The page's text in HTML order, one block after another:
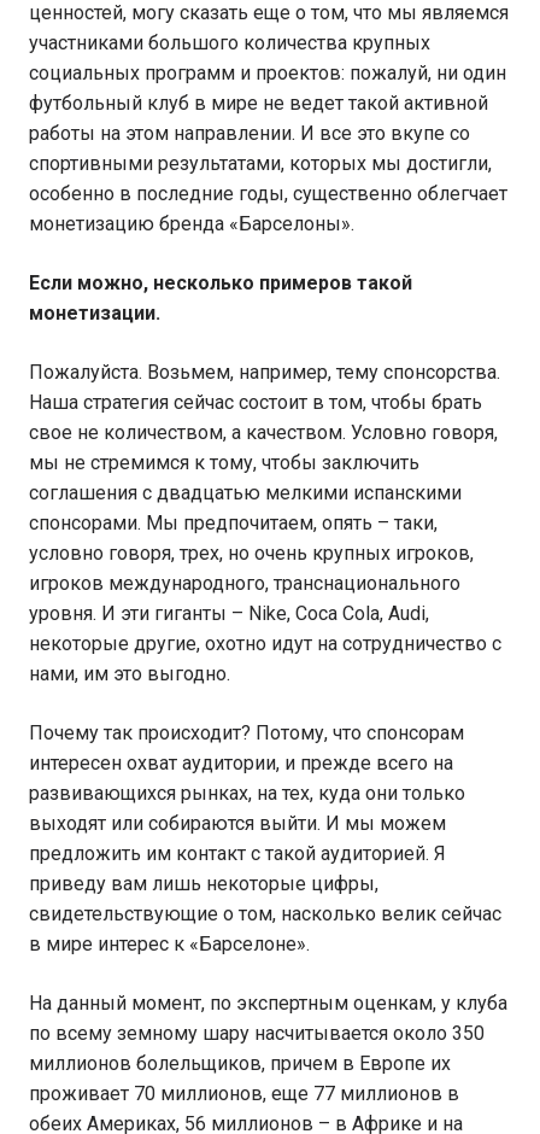
ценностей, могу сказать еще о том, что мы являемся
участниками большого количества крупных
социальных программ и проектов: пожалуй, ни один
футбольный клуб в мире не ведет такой активной
работы на этом направлении. И все это вкупе со
спортивными результатами, которых мы достигли,
особенно в последние годы, существенно облегчает
монетизацию бренда «Барселоны».
Если можно, несколько примеров такой
монетизации.
Пожалуйста. Возьмем, например, тему спонсорства.
Наша стратегия сейчас состоит в том, чтобы брать
свое не количеством, а качеством. Условно говоря,
мы не стремимся к тому, чтобы заключить
соглашения с двадцатью мелкими испанскими
спонсорами. Мы предпочитаем, опять – таки,
условно говоря, трех, но очень крупных игроков,
игроков международного, транснационального
уровня. И эти гиганты – Nike, Сoca Cola, Аudi,
некоторые другие, охотно идут на сотрудничество с
нами, им это выгодно.
Почему так происходит? Потому, что спонсорам
интересен охват аудитории, и прежде всего на
развивающихся рынках, на тех, куда они только
выходят или собираются выйти. И мы можем
предложить им контакт с такой аудиторией. Я
приведу вам лишь некоторые цифры,
свидетельствующие о том, насколько велик сейчас
в мире интерес к «Барселоне».
На данный момент, по экспертным оценкам, у клуба
по всему земному шару насчитывается около 350
миллионов болельщиков, причем в Европе их
проживает 70 миллионов, еще 77 миллионов в
обеих Америках, 56 миллионов – в Африке и на